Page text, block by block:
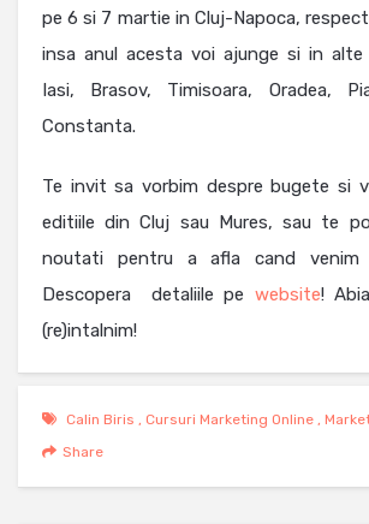
pe 6 si 7 martie in Cluj-Napoca,
insa anul acesta voi ajunge si in alte
Iasi, Brasov, Timisoara, Oradea,
Constanta.
Te invit sa vorbim despre bugete si
editiile din Cluj sau Mures, sau te
noutati pentru a afla cand venim
Descopera detaliile pe website!
(re)intalnim!
Calin Biris Cursuri Marketing Online
Share